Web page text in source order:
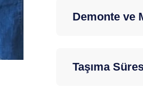
Demonte ve
Taşıma